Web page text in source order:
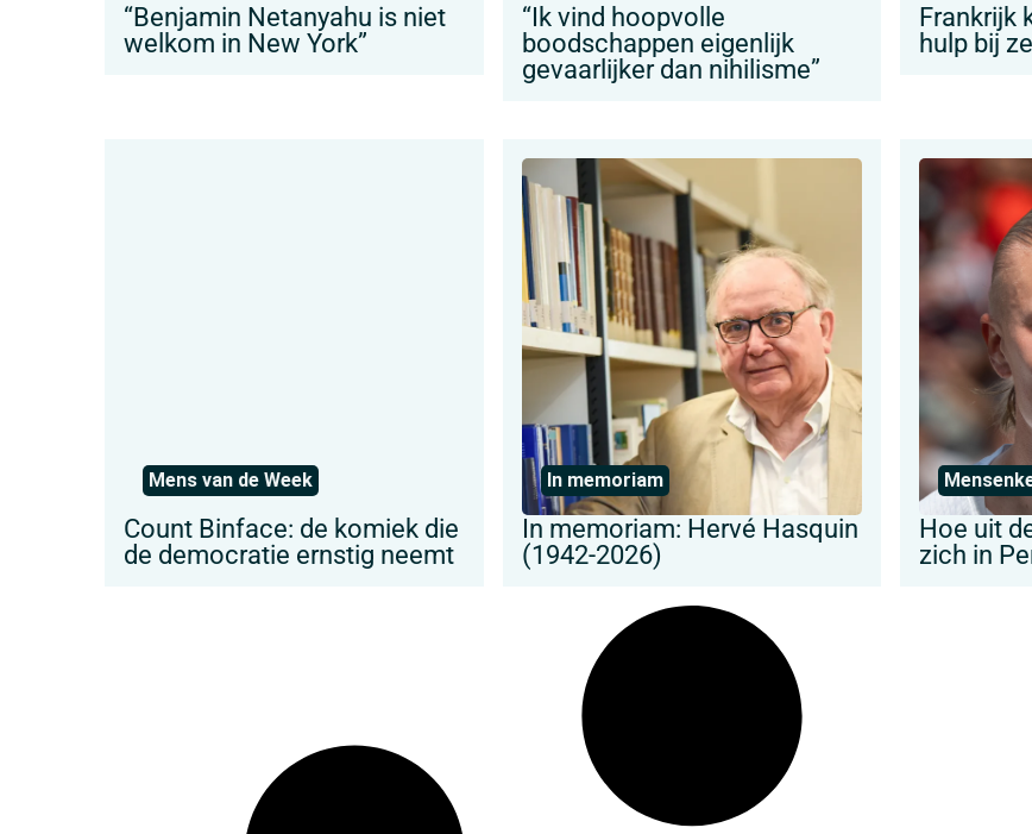
“Benjamin Netanyahu is niet
welkom in New York”
“Ik vind hoopvolle
boodschappen eigenlijk
gevaarlijker dan nihilisme”
Frankrijk
hulp bij
Mens van de Week
Count Binface: de komiek die
de democratie ernstig neemt
In memoriam
In memoriam: Hervé Hasquin
(1942-2026)
Hoe uit
zich in